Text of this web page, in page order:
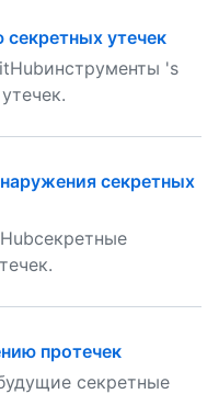
утечек
's
секретных
протечек
секретные